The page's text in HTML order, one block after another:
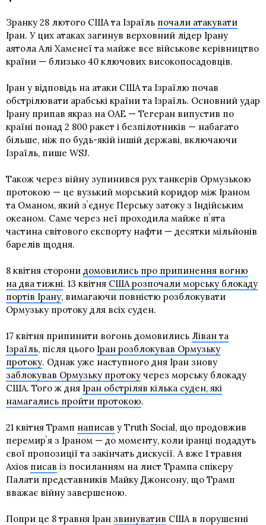
Зранку 28 лютого США та Ізраїль почали атакувати
Іран. У цих атаках загинув верховний лідер Ірану
аятола Алі Хаменеї та майже все військове керівництво
країни — близько 40 ключових високопосадовців.
Іран у відповідь на атаки США та Ізраїлю почав
обстрілювати арабські країни та Ізраїль. Основний удар
Ірану припав якраз на ОАЕ — Тегеран випустив по
країні понад 2 800 ракет і безпілотників — набагато
більше, ніж по будь-якій іншій державі, включаючи
Ізраїль, пише WSJ.
Також через війну зупинився рух танкерів Ормузькою
протокою — це вузький морський коридор між Іраном
та Оманом, який зʼєднує Перську затоку з Індійським
океаном. Саме через неї проходила майже пʼята
частина світового експорту нафти — десятки мільйонів
барелів щодня.
8 квітня сторони домовились про припинення вогню
на два тижні. 13 квітня США розпочали морську блокаду
портів Ірану, вимагаючи повністю розблокувати
Ормузьку протоку для всіх суден.
17 квітня припинити вогонь домовились Ліван та
Ізраїль, після цього Іран розблокував Ормузьку
протоку. Однак уже наступного дня Іран знову
заблокував Ормузьку протоку через морську блокаду
США. Того ж дня Іран обстріляв кілька суден, які
намагались пройти протокою.
21 квітня Трамп написав у Truth Social, що продовжив
перемирʼя з Іраном — до моменту, коли іранці подадуть
свої пропозиції та закінчать дискусії. А вже 1 травня
Axios писав із посиланням на лист Трампа спікеру
Палати представників Майку Джонсону, що Трамп
вважає війну завершеною.
Попри це 8 травня Іран звинуватив США в порушенні